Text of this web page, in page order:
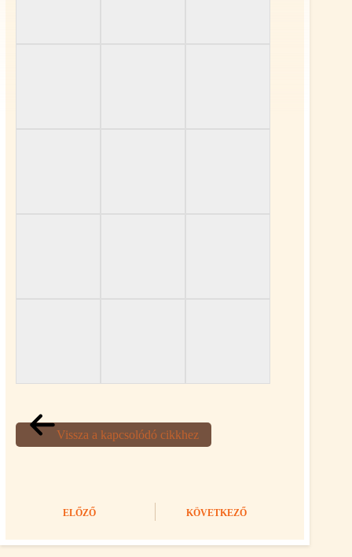
Vissza a kapcsolódó cikkhez
ELŐZŐ KÖVETKEZŐ